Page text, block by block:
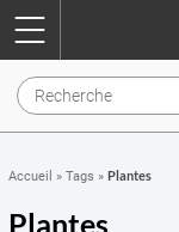
Accueil » Tags » Plantes
Plantes